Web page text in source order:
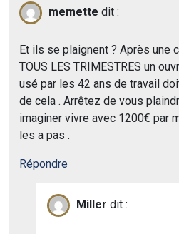
memette dit :
Et ils se plaignent ? Après une
TOUS LES TRIMESTRES un
usé par les 42 ans de travail
de cela . Arrêtez de vous
imaginer vivre avec 1200€ par
les a pas .
Répondre
Miller dit :